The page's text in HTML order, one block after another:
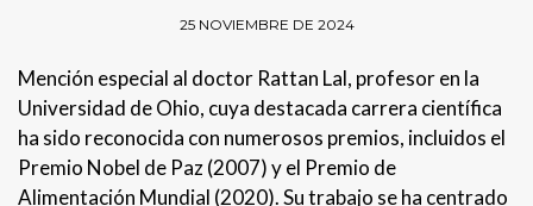
25 NOVIEMBRE DE 2024
Mención especial al doctor Rattan Lal, profesor en la
Universidad de Ohio, cuya destacada carrera científica
ha sido reconocida con numerosos premios, incluidos el
Premio Nobel de Paz (2007) y el Premio de
Alimentación Mundial (2020). Su trabajo se ha centrado